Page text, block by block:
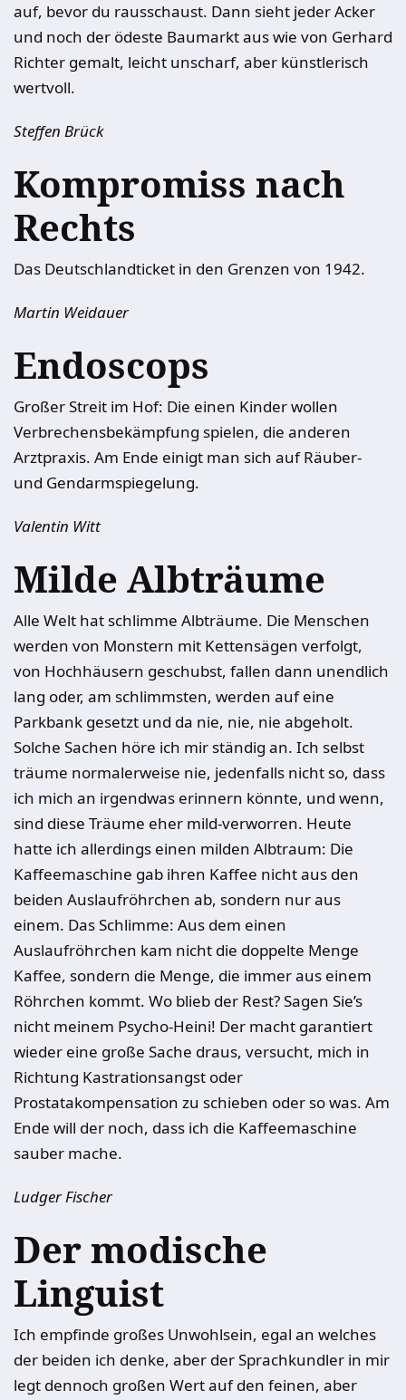
auf, bevor du rausschaust. Dann sieht jeder Acker
und noch der ödeste Baumarkt aus wie von Gerhard
Richter gemalt, leicht unscharf, aber künstlerisch
wertvoll.
Steffen Brück
Kompromiss nach
Rechts
Das Deutschlandticket in den Grenzen von 1942.
Martin Weidauer
Endoscops
Großer Streit im Hof: Die einen Kinder wollen
Verbrechensbekämpfung spielen, die anderen
Arztpraxis. Am Ende einigt man sich auf Räuber-
und Gendarmspiegelung.
Valentin Witt
Milde Albträume
Alle Welt hat schlimme Albträume. Die Menschen
werden von Monstern mit Kettensägen verfolgt,
von Hochhäusern geschubst, fallen dann unendlich
lang oder, am schlimmsten, werden auf eine
Parkbank gesetzt und da nie, nie, nie abgeholt.
Solche Sachen höre ich mir ständig an. Ich selbst
träume normalerweise nie, jedenfalls nicht so, dass
ich mich an irgendwas erinnern könnte, und wenn,
sind diese Träume eher mild-verworren. Heute
hatte ich allerdings einen milden Albtraum: Die
Kaffeemaschine gab ihren Kaffee nicht aus den
beiden Auslaufröhrchen ab, sondern nur aus
einem. Das Schlimme: Aus dem einen
Auslaufröhrchen kam nicht die doppelte Menge
Kaffee, sondern die Menge, die immer aus einem
Röhrchen kommt. Wo blieb der Rest? Sagen Sie’s
nicht meinem Psycho-Heini! Der macht garantiert
wieder eine große Sache draus, versucht, mich in
Richtung Kastrationsangst oder
Prostatakompensation zu schieben oder so was. Am
Ende will der noch, dass ich die Kaffeemaschine
sauber mache.
Ludger Fischer
Der modische
Linguist
Ich empfinde großes Unwohlsein, egal an welches
der beiden ich denke, aber der Sprachkundler in mir
legt dennoch großen Wert auf den feinen, aber